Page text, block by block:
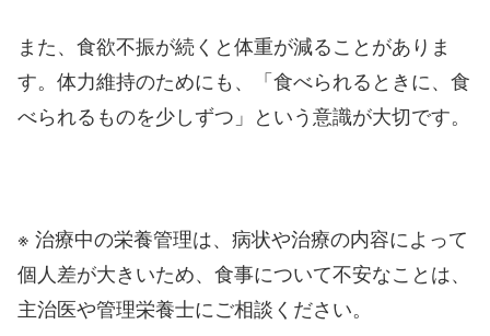
また、食欲不振が続くと体重が減ることがありま
す。体力維持のためにも、「食べられるときに、食
べられるものを少しずつ」という意識が大切です。
※ 治療中の栄養管理は、病状や治療の内容によって
個人差が大きいため、食事について不安なことは、
主治医や管理栄養士にご相談ください。